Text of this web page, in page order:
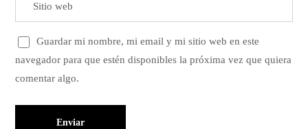
Guardar mi nombre, mi email y mi sitio web en este
navegador para que estén disponibles la próxima vez que quiera
comentar algo.